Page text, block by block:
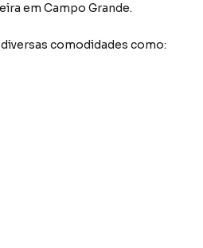
em Campo Grande.
comodidades como: